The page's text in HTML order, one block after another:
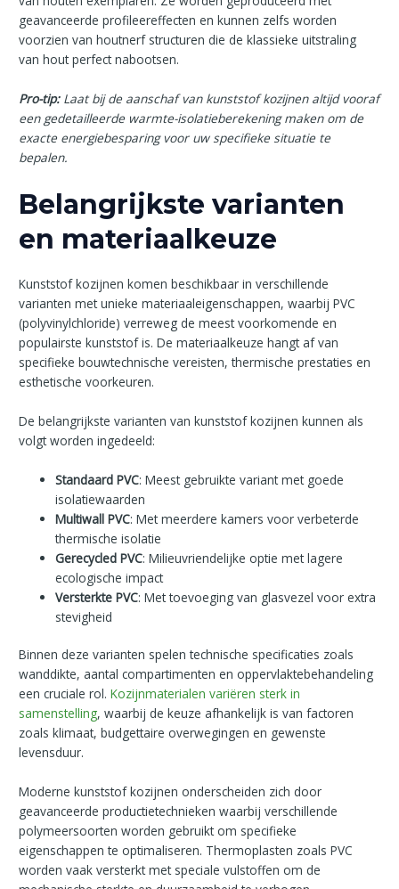
geavanceerde profileereffecten en kunnen zelfs worden
voorzien van houtnerf structuren die de klassieke uitstraling
van hout perfect nabootsen.
Pro-tip: Laat bij de aanschaf van kunststof kozijnen altijd vooraf
een gedetailleerde warmte-isolatieberekening maken om de
exacte energiebesparing voor uw specifieke situatie te
bepalen.
Belangrijkste varianten
en materiaalkeuze
Kunststof kozijnen komen beschikbaar in verschillende
varianten met unieke materiaaleigenschappen, waarbij PVC
(polyvinylchloride) verreweg de meest voorkomende en
populairste kunststof is. De materiaalkeuze hangt af van
specifieke bouwtechnische vereisten, thermische prestaties en
esthetische voorkeuren.
De belangrijkste varianten van kunststof kozijnen kunnen als
volgt worden ingedeeld:
Standaard PVC: Meest gebruikte variant met goede
isolatiewaarden
Multiwall PVC: Met meerdere kamers voor verbeterde
thermische isolatie
Gerecycled PVC: Milieuvriendelijke optie met lagere
ecologische impact
Versterkte PVC: Met toevoeging van glasvezel voor extra
stevigheid
Binnen deze varianten spelen technische specificaties zoals
wanddikte, aantal compartimenten en oppervlaktebehandeling
een cruciale rol.Kozijnmaterialen variëren sterk in
samenstelling, waarbij de keuze afhankelijk is van factoren
zoals klimaat, budgettaire overwegingen en gewenste
levensduur.
Moderne kunststof kozijnen onderscheiden zich door
geavanceerde productietechnieken waarbij verschillende
polymeersoorten worden gebruikt om specifieke
eigenschappen te optimaliseren. Thermoplasten zoals PVC
worden vaak versterkt met speciale vulstoffen om de